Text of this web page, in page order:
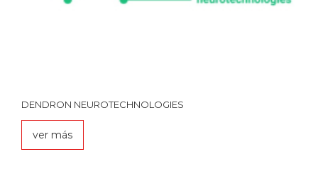
DENDRON NEUROTECHNOLOGIES
ver más